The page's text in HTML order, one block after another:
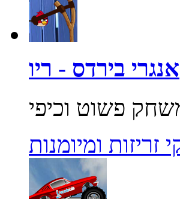
אנגרי בירדס - ריו
זריזות ומיומנות